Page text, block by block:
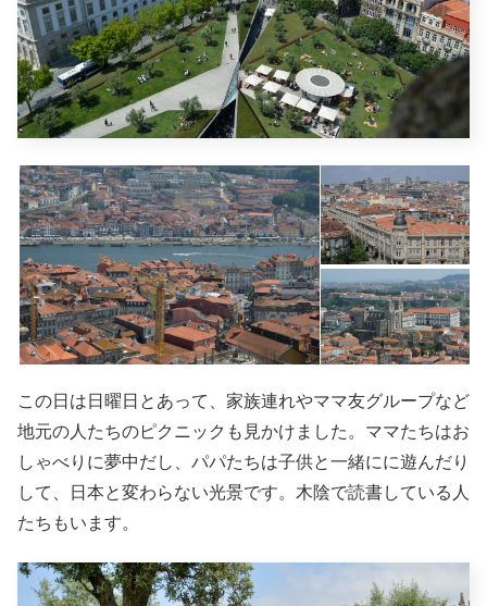
この日は日曜日とあって、家族連れやママ友グループなど
地元の人たちのピクニックも見かけました。ママたちはお
しゃべりに夢中だし、パパたちは子供と一緒にに遊んだり
して、日本と変わらない光景です。木陰で読書している人
たちもいます。